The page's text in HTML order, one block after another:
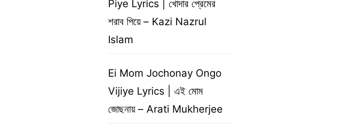
Piye Lyrics | খোদার প্রেমের
শরাব পিয়ে – Kazi Nazrul
Islam
Ei Mom Jochonay Ongo
Vijiye Lyrics | এই মোম
জোছনায় – Arati Mukherjee